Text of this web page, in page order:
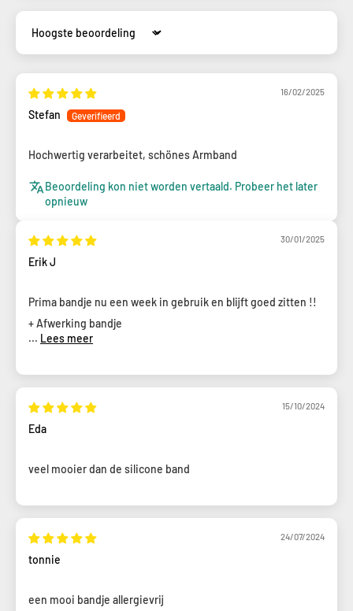
Sort by
16/02/2025
Stefan
Hochwertig verarbeitet, schönes Armband
Beoordeling kon niet worden vertaald. Probeer het later
opnieuw
30/01/2025
Erik J
Prima bandje nu een week in gebruik en blijft goed zitten !!
+ Afwerking bandje
... Lees meer
15/10/2024
Eda
veel mooier dan de silicone band
24/07/2024
tonnie
een mooi bandje allergievrij